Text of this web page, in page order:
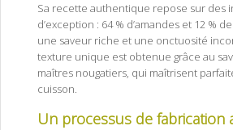
Sa recette authentique repose sur des
d’exception : 64 % d’amandes et 12 %
une saveur riche et une onctuosité
texture unique est obtenue grâce au
maîtres nougatiers, qui maîtrisent
cuisson.
Un processus de fabrication